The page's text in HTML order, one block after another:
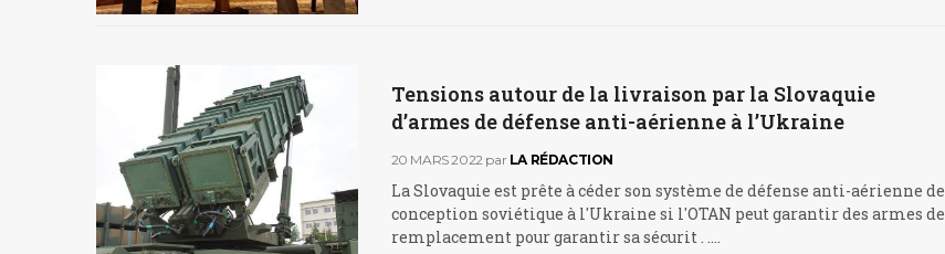
Tensions autour de la livraison par la Slovaquie
d’armes de défense anti-aérienne à l’Ukraine
20 MARS 2022 par LA RÉDACTION
La Slovaquie est prête à céder son système de défense anti-aérienne de
conception soviétique à l'Ukraine si l'OTAN peut garantir des armes de
remplacement pour garantir sa sécurit . .…